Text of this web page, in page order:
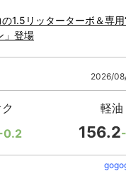
1.5リッターターボ＆専
」登場
2026/
0.2
軽油
156.2